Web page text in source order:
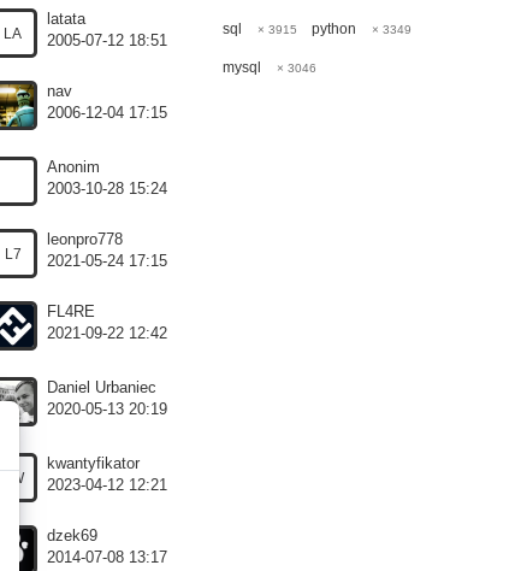
LA
latata
2005-07-12 18:51
nav
2006-12-04 17:15
Anonim
2003-10-28 15:24
L7
leonpro778
2021-05-24 17:15
FL4RE
2021-09-22 12:42
Daniel Urbaniec
2020-05-13 20:19
KW
kwantyfikator
2023-04-12 12:21
dzek69
2014-07-08 13:17
sql × 3915 python × 3349
mysql × 3046